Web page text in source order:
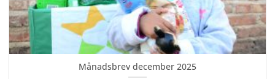
Månadsbrev december 2025